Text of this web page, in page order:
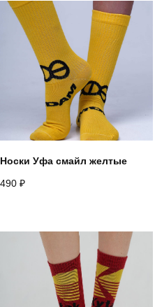
Носки Уфа смайл желтые
490 ₽
*запрещено на территории РФ
Youtube
Whatsapp
Instagram*
7 916 860 15 55